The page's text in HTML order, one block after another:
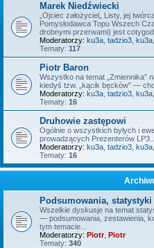
Marek Niedźwiecki
„Ojciec założyciel„ Listy, jej
Pomysłodawca Topu Wszech
drobnymi przerwami) jest
Moderatorzy: ku3a tadzio3 ku3a
Tematy: 117
Piotr Baron
Wszystko na temat „Zmiennika”
kiedyś tzw. „kącik bęcków” —
Moderatorzy: ku3a tadzio3 ku3a
Tematy: 16
Druhowie zastępowi
Ogólnie o wszystkich byłych i
prowadzących Prezenterów LP3...
Moderatorzy: ku3a tadzio3 ku3a
Tematy: 16
Podsumowania, statystyki
Wszelkie dyskusje na temat
— podsumowania, zestawienia,
tym temacie...
Moderatorzy: Piotr, Piotr
Tematy: 340